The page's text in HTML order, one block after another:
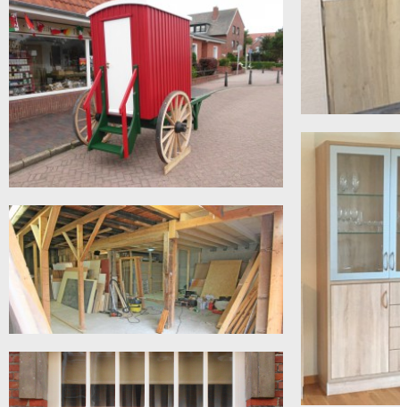
Ein Grund zum Feiern ! Im September 2024 war
es soweit,...
REZEPTION
BADEKARRE
Mal was anderes: Zwei traditionelle Badekarren
entstehen in unserer Werkstatt ! Nach...
LAGER ERWEITERUNG
180 qm Lagerfläche werden auf 2 Ebenen
umstrukturiert: Nachdem bereits vor einigen...